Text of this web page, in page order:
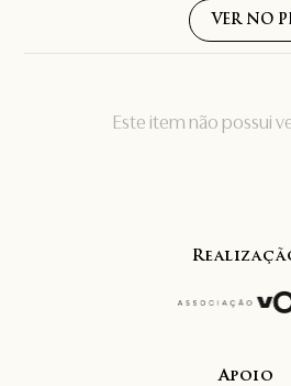
Este item não possui
VER NO
Apoio